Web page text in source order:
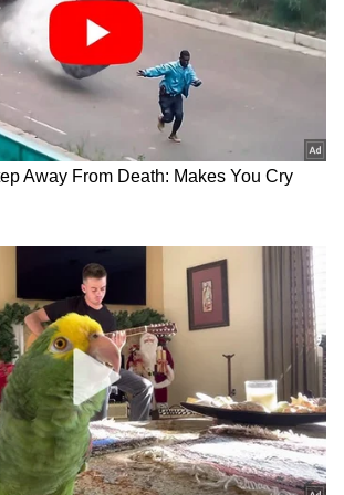
ಜಿಲ್ಲೆಯಲ್ಲಿ ರಾಜ್ಯದಲ್ಲಿಯೇ ಮೊದಲ
ಕಾರ್ಯಕರ್ತೆಯರಿಗೆ ನೇಮಕಾತಿ
ಮತ್ತೊಂದು ದಾಖಲೆ ಸೃಷ್ಟಿಸಿದೆ ಎಂದು
STORIES